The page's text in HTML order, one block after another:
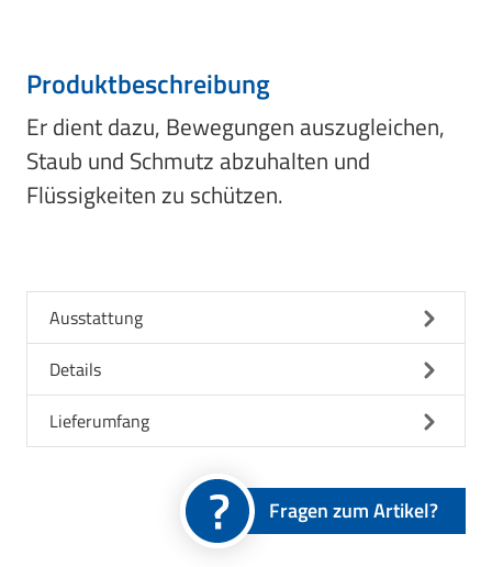
Produktbeschreibung
Er dient dazu, Bewegungen auszugleichen,
Staub und Schmutz abzuhalten und
Flüssigkeiten zu schützen.
Ausstattung
Details
Lieferumfang
Fragen zum Artikel?